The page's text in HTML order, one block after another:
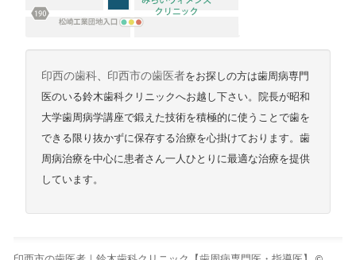
印西の歯科 印西市の歯医者をお探しの方は歯周病専門
医のいる鈴木歯科クリニックへお越し下さい。院長が昭和
大学歯周病学講座で鍛えた技術を積極的に使うことで歯を
できる限り抜かずに保存する治療を心掛けております。歯
周病治療を中心に患者さん一人ひとりに最適な治療を提供
しています。